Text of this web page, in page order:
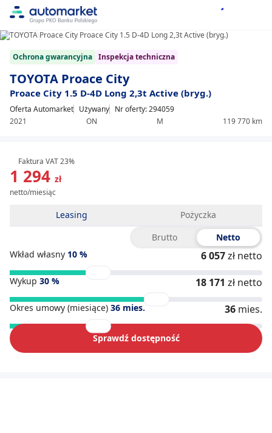
1/25
Ochrona gwarancyjna Inspekcja techniczna
TOYOTA Proace City
Proace City 1.5 D-4D Long 2,3t Active (bryg.)
Oferta Automarket Używany
2021
ON M 119 770 km
Nr oferty: 294059
1 294 zł
netto/miesiąc
Faktura VAT 23%
Leasing
Pożyczka
Brutto
Netto
Wkład własny 10 % 6 057zł netto
Wykup 30 % 18 171 zł netto
Okres umowy (miesiące) 36 mies. 36 mies.
Sprawdź dostępność